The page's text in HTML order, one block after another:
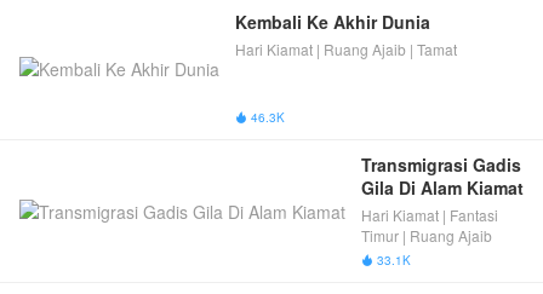
Masuk ke
dalam novel |
Mengubah
Kembali Ke Akhir Dunia
Hari Kiamat | Ruang Ajaib | Tamat
 46.3K
Transmigrasi Gadis
Gila Di Alam Kiamat
Hari Kiamat | Fantasi
Timur | Ruang Ajaib
 33.1K